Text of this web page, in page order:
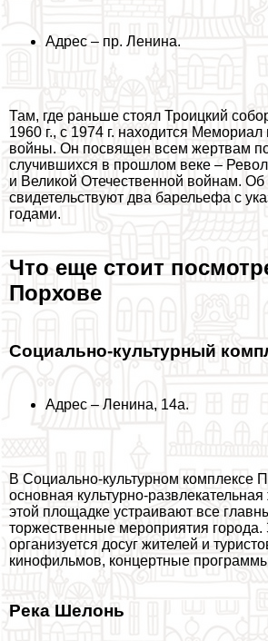
Адрес – пр. Ленина.
Там, где раньше стоял Троицкий
1960 г., с 1974 г. находится
войны. Он посвящен всем жертвам
случившихся в прошлом веке –
и Великой Отечественной войнам. Об
свидетельствуют два барельефа с
годами.
Что еще стоит
Порхове
Социально-культурный
Адрес – Ленина, 14а.
В Социально-культурном комплексе
основная культурно-
этой площадке устраивают все
торжественные мероприятия города.
организуется досуг жителей и
кинофильмов, концертные
Река Шелонь